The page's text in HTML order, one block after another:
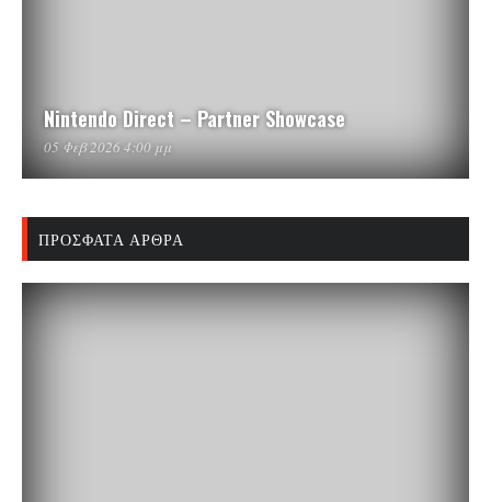
Nintendo Direct – Partner Showcase
05 Φεβ 2026 4:00 μμ
ΠΡΌΣΦΑΤΑ ΆΡΘΡΑ